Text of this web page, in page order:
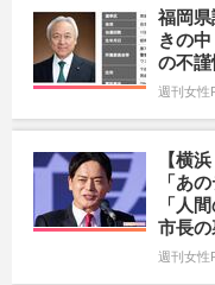
福岡
きの
の不
週刊女性
【横
「あ
「人
市長
週刊女性